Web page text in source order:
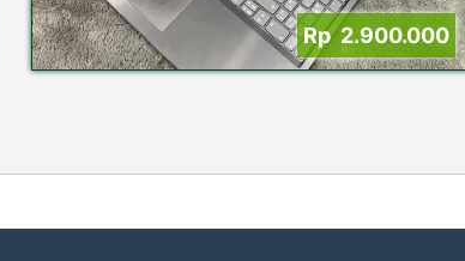
Rp 2.900.000